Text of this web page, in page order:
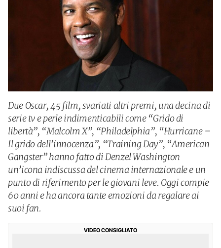
Due Oscar, 45 film, svariati altri premi, una decina di
serie tv e perle indimenticabili come “Grido di
libertà”, “Malcolm X”, “Philadelphia”, “Hurricane –
Il grido dell’innocenza”, “Training Day”, “American
Gangster” hanno fatto di Denzel Washington
un’icona indiscussa del cinema internazionale e un
punto di riferimento per le giovani leve. Oggi compie
60 anni e ha ancora tante emozioni da regalare ai
suoi fan.
VIDEO CONSIGLIATO